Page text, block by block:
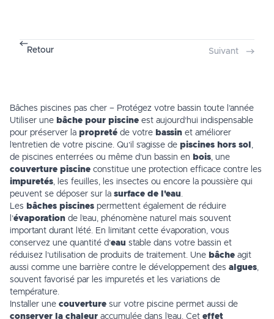
Retour Suivant
Bâches piscines pas cher – Protégez votre bassin toute l’année
Utiliser une bâche pour piscine est aujourd’hui indispensable
pour préserver la propreté de votre bassin et améliorer
entretien de votre piscine. Qu’il s’agisse de piscines hors sol ,
de piscines enterrées ou même d’un bassin en bois, une
couverture piscine constitue une protection efficace contre les
impuretés, les feuilles, les insectes ou encore la poussière qui
peuvent se déposer sur la surface de l'eau.
Les bâches piscines permettent également de réduire
l’évaporation de l’eau, phénomène naturel mais souvent
important durant l’été. En limitant cette évaporation, vous
conservez une quantité d’eau stable dans votre bassin et
réduisez l’utilisation de produits de traitement. Une bâche agit
aussi comme une barrière contre le développement des algues,
souvent favorisé par les impuretés et les variations de
température.
Installer une couverture sur votre piscine permet aussi de
conserver la chaleur accumulée dans l’eau. Cet effet